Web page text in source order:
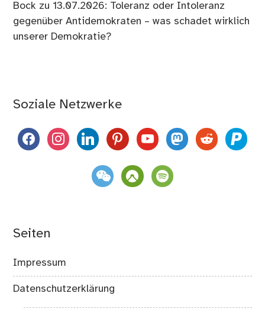
Bock zu13.07.2026: Toleranz oder Intoleranz
gegenüber Antidemokraten – was schadet wirklich
unserer Demokratie?
Soziale Netzwerke
facebookinstagramlinkedinpinterestyoutubemastodon
reddit paypal
weixin komootspotify
Seiten
Impressum
Datenschutzerklärung